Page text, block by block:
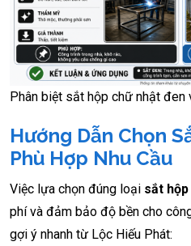
Phân biệt sắt hộp chữ nhật
Hướng Dẫn Chọn
Phù Hợp Nhu Cầu
Việc lựa chọn đúng loại sắt
phí và đảm bảo độ bền cho
gợi ý nhanh từ Lộc Hiếu Phát: